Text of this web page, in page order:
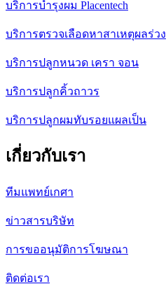
บริการบำรุงผม Placentech
บริการตรวจเลือดหาสาเหตุผลร่วง
บริการปลูกหนวด เครา จอน
บริการปลูกคิ้วถาวร
บริการปลูกผมทับรอยแผลเป็น
เกี่ยวกับเรา
ทีมแพทย์เกศา
ข่าวสารบริษัท
การขออนุมัติการโฆษณา
ติดต่อเรา